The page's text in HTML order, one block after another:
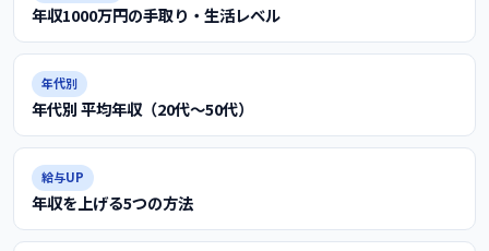
年収1000万円の手取り・生活レベル
年代別
年代別 平均年収（20代〜50代）
給与UP
年収を上げる5つの方法